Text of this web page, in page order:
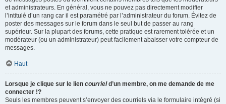
et administrateurs. En général, vous ne pouvez pas directement modifier
l’intitulé d’un rang car il est paramétré par l’administrateur du forum. Évitez de
poster des messages sur le forum dans le seul but de passer au rang
supérieur. Sur la plupart des forums, cette pratique est rarement tolérée et un
modérateur (ou un administrateur) peut facilement abaisser votre compteur de
messages.
Haut
Lorsque je clique sur le lien courrield’un membre, on me demande de me
connecter !?
Seuls les membres peuvent s’envoyer des courriels via le formulaire intégré (si